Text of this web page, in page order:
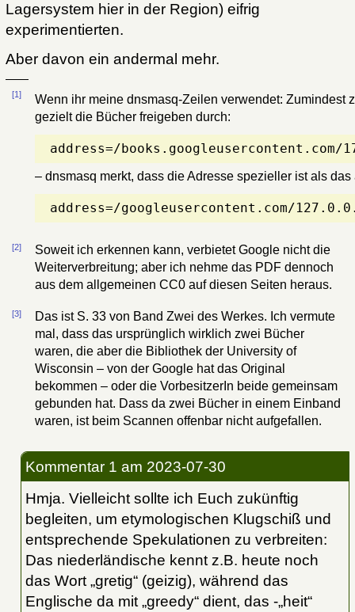
Lagersystem hier in der Region) eifrig
experimentierten.
Aber davon ein andermal mehr.
[1]
Wenn ihr meine dnsmasq-Zeilen verwendet: Zumindest
gezielt die Bücher freigeben durch:
– dnsmasq merkt, dass die Adresse spezieller ist als
[2]
Soweit ich erkennen kann, verbietet Google nicht die
Weiterverbreitung; aber ich nehme das PDF dennoch
aus dem allgemeinen CC0 auf diesen Seiten heraus.
[3]
Das ist S. 33 von Band Zwei des Werkes. Ich vermute
mal, dass das ursprünglich wirklich zwei Bücher
waren, die aber die Bibliothek der University of
Wisconsin – von der Google hat das Original
bekommen – oder die VorbesitzerIn beide gemeinsam
gebunden hat. Dass da zwei Bücher in einem Einband
waren, ist beim Scannen offenbar nicht aufgefallen.
Kommentar 1 am 2023-07-30
Hmja. Vielleicht sollte ich Euch zukünftig
begleiten, um etymologischen Klugschiß und
entsprechende Spekulationen zu verbreiten:
Das niederländische kennt z.B. heute noch
das Wort „gretig“ (geizig), während das
Englische da mit „greedy“ dient, das -„heit“